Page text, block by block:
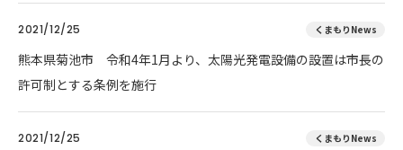
2021/12/25 くまもりNews
熊本県菊池市 令和4年1月より、太陽光発電設備の設置は市長の
許可制とする条例を施行
2021/12/25 くまもりNews